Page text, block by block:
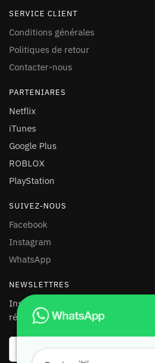
SERVICE CLIENT
Conditions générales
Politiques de retour
Contacter-nous
PARTENIARES
Netflix
iTunes
Google Plus
ROBLOX
PlayStation
SUIVEZ-NOUS
Facebook
Instagram
WhatsApp
NEWSLETTRES
Inscrivez-vous à notre newsletter et
réduction sur votre première